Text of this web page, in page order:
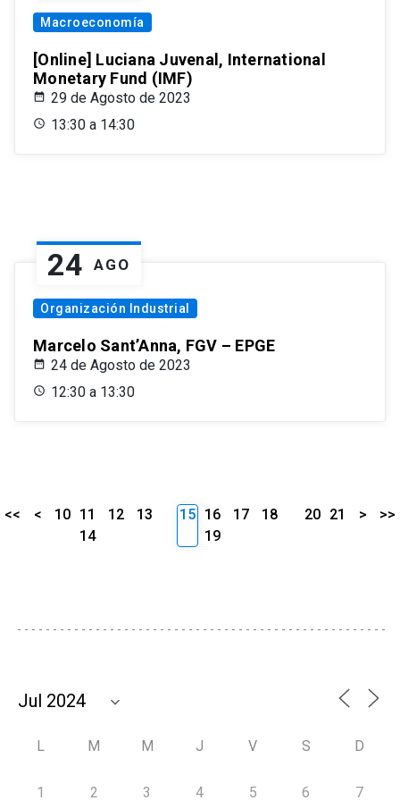
Macroeconomía
[Online] Luciana Juvenal, International
Monetary Fund (IMF)
29 de Agosto de 2023
13:30 a 14:30
24 AGO
Organización Industrial
Marcelo Sant’Anna, FGV – EPGE
24 de Agosto de 2023
12:30 a 13:30
<< < 10 11 12
13
14
15 16 17
18
19
20 21 > >>
L M M J V S D
1 2 3 4 5 6 7